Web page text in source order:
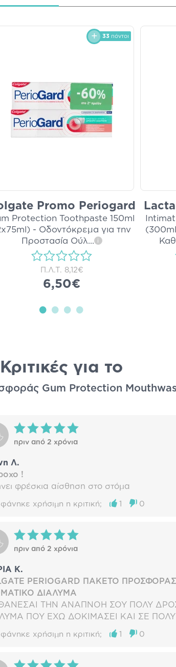
33 πόντοι
Promo Periogard
Protection Toothpaste 150ml
- Οδοντόκρεμα για την
Προστασία Ούλ... i
Π.Λ.Τ. 8,12€
6,50€
Κριτικές για το
Gum Protection
πριν από 2 χρόνια
Λ.
!
φρέσκια αίσθηση στο στόμα
χρήσιμη η κριτική; 1 0
πριν από 2 χρόνια
Κ.
PERIOGARD ΠΑΚΕΤΟ ΠΡΟΣΦΟΡΑΣ
ΔΙΑΛΥΜΑ
ΤΗΝ ΑΝΑΠΝΟΗ ΣΟΥ ΠΟΛΥ
ΠΟΥ ΕΧΩ ΔΟΚΙΜΑΣΕΙ ΚΑΙ ΣΕ
χρήσιμη η κριτική; 1 0